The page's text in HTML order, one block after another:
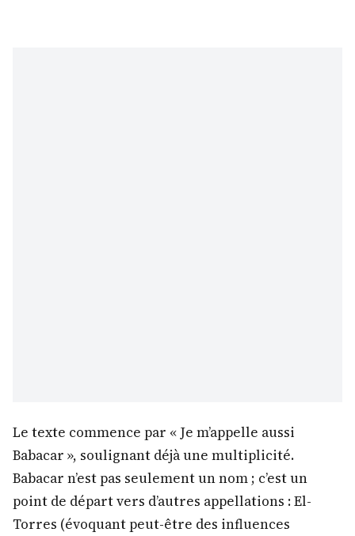
Le texte commence par « Je m’appelle aussi
Babacar », soulignant déjà une multiplicité.
Babacar n’est pas seulement un nom ; c’est un
point de départ vers d’autres appellations : El-
Torres (évoquant peut-être des influences